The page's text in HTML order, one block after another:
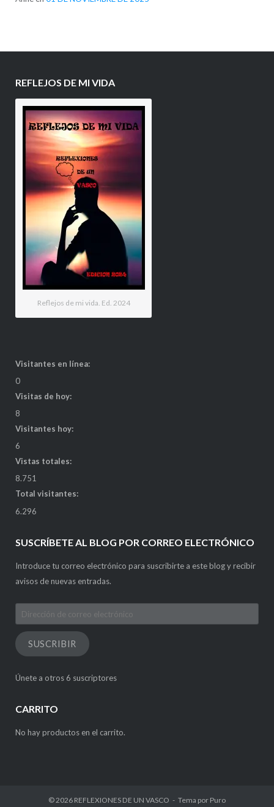
REFLEJOS DE MI VIDA
Reflejos de mi vida. Ed. 2024
Visitantes en línea:
0
Visitas de hoy:
8
Visitantes hoy:
6
Vistas totales:
8.751
Total visitantes:
6.296
SUSCRÍBETE AL BLOG POR CORREO ELECTRÓNICO
Introduce tu correo electrónico para suscribirte a este blog y recibir
avisos de nuevas entradas.
Dirección
de
correo
electrónico
SUSCRIBIR
Únete a otros 6 suscriptores
CARRITO
No hay productos en el carrito.
© 2026 REFLEXIONES DE UN VASCO Tema por Puro